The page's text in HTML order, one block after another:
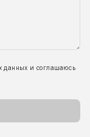
данных и соглашаюсь